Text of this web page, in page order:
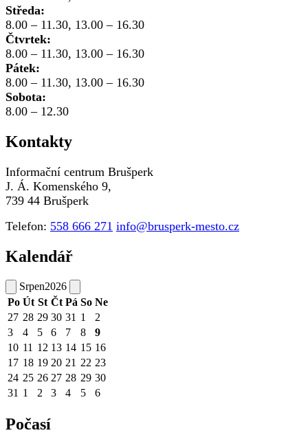
Středa:
8.00 – 11.30, 13.00 – 16.30
Čtvrtek:
8.00 – 11.30, 13.00 – 16.30
Pátek:
8.00 – 11.30, 13.00 – 16.30
Sobota:
8.00 – 12.30
Kontakty
Informační centrum Brušperk
J. Á. Komenského 9,
739 44 Brušperk
Telefon: 558 666 271 info@brusperk-mesto.cz
Kalendář
Srpen2026
Po Út St Čt Pá So Ne
27 28 29 30 31 1
2
3
4 5 6 7 8
9
10 11 12 13 14 15 16
17 18 19 20 21 22 23
24 25 26 27 28 29 30
31 1 2 3 4 5 6
Počasí